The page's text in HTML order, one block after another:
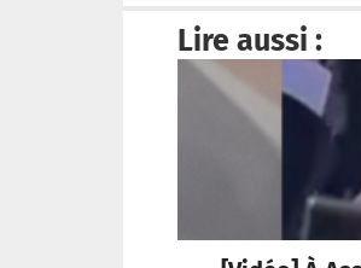
Lire aussi :